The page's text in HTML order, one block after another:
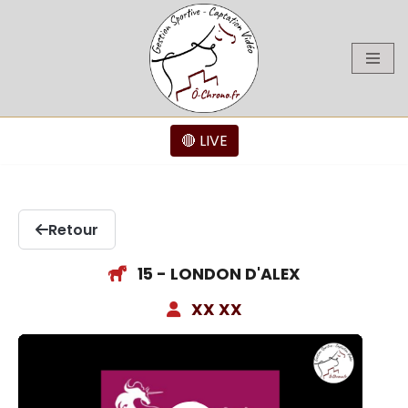
🔴 LIVE
Retour
15 - LONDON D'ALEX
XX XX